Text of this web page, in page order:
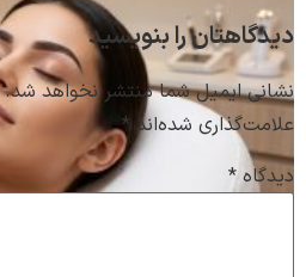
دیدگاهتان را بنویسید
نشانی ایمیل شما منتشر نخواهد شد.
علامت‌گذاری شده‌اند *
دیدگاه*